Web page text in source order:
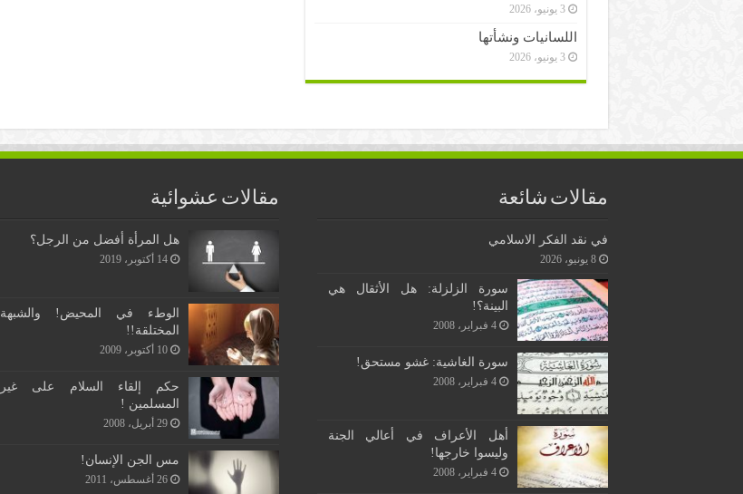
3 يونيو، 2026
اللسانيات ونشأتها
3 يونيو، 2026
مقالات شائعة
في نقد الفكر الاسلامي
8 يونيو، 2026
سورة الزلزلة: هل الأثقال هي
البينة؟!
4 فبراير، 2008
سورة الغاشية: غشو مستحق!
4 فبراير، 2008
أهل الأعراف في أعالي الجنة
وليسوا خارجها!
4 فبراير، 2008
مقالات عشوائية
هل المرأة أفضل من الرجل؟
14 أكتوبر، 2019
الوطء في المحيض! والشبهة
المختلقة!!
10 أكتوبر، 2009
حكم إلقاء السلام على غير
المسلمين !
29 أبريل، 2008
مس الجن الإنسان!
26 أغسطس، 2011